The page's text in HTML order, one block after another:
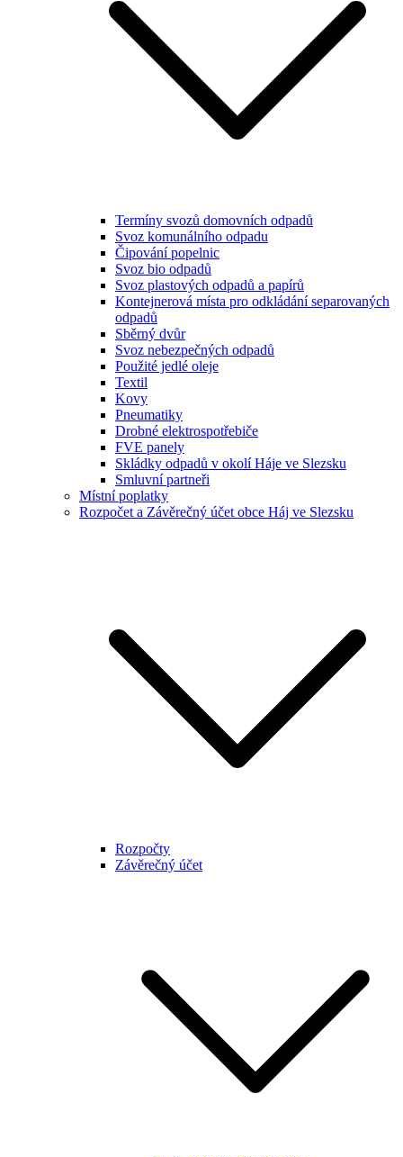
Termíny svozů domovních odpadů
Svoz komunálního odpadu
Čipování popelnic
Svoz bio odpadů
Svoz plastových odpadů a papírů
Kontejnerová místa pro odkládání separovaných
odpadů
Sběrný dvůr
Svoz nebezpečných odpadů
Použité jedlé oleje
Textil
Kovy
Pneumatiky
Drobné elektrospotřebiče
FVE panely
Skládky odpadů v okolí Háje ve Slezsku
Smluvní partneři
Místní poplatky
Rozpočet a Závěrečný účet obce Háj ve Slezsku
Rozpočty
Závěrečný účet